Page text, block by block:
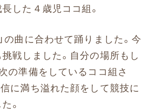
した４歳児ココ組。
の曲に合わせて踊りました。今
戦しました。自分の場所もし
の準備をしているココ組さ
に満ち溢れた顔をして競技に
。